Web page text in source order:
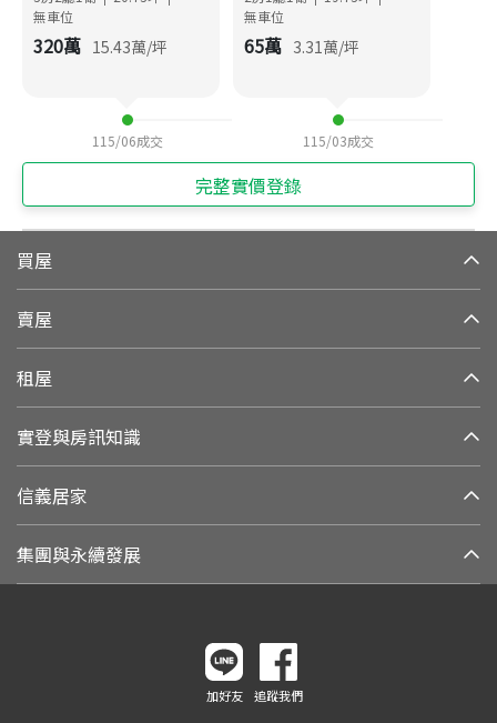
無車位
320萬 15.43萬/坪
115/06成交
無車位
65萬 3.31萬/坪
115/03成交
完整實價登錄
買屋
賣屋
租屋
實登與房訊知識
信義居家
集團與永續發展
加好友 追蹤我們